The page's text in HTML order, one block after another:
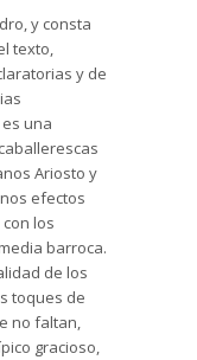
y consta
texto,
y de
una
Ariosto y
efectos
los
barroca.
de los
toques de
no faltan,
gracioso,